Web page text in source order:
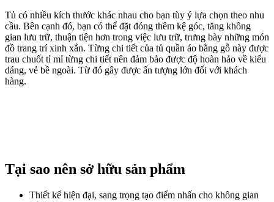
Tủ có nhiều kích thước khác nhau cho bạn tùy ý lựa chọn theo nhu
cầu. Bên cạnh đó, bạn có thể đặt đóng thêm kệ góc, tăng không
gian lưu trữ, thuận tiện hơn trong việc lưu trữ, trưng bày những món
đồ trang trí xinh xắn. Từng chi tiết của tủ quần áo bằng gỗ này được
trau chuốt tỉ mỉ từng chi tiết nên đảm bảo được độ hoàn hảo về kiểu
dáng, vẻ bề ngoài. Từ đó gây được ấn tượng lớn đối với khách
hàng.
Tại sao nên sở hữu sản phẩm
Thiết kế hiện đại, sang trọng tạo điểm nhấn cho không gian